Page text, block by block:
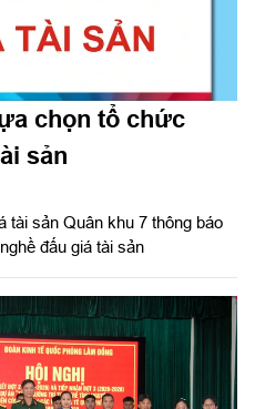
chọn tổ chức
sản
tài sản Quân khu 7 thông báo
đấu giá tài sản